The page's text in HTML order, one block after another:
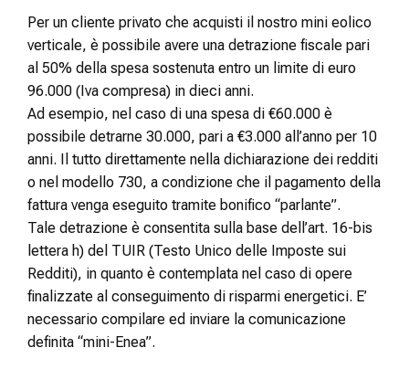
Per un cliente privato che acquisti il nostro mini eolico
verticale, è possibile avere una detrazione fiscale pari
al 50% della spesa sostenuta entro un limite di euro
96.000 (Iva compresa) in dieci anni.
Ad esempio, nel caso di una spesa di €60.000 è
possibile detrarne 30.000, pari a €3.000 all’anno per 10
anni. Il tutto direttamente nella dichiarazione dei redditi
o nel modello 730, a condizione che il pagamento della
fattura venga eseguito tramite bonifico “parlante”.
Tale detrazione è consentita sulla base dell’art. 16-bis
lettera h) del TUIR (Testo Unico delle Imposte sui
Redditi), in quanto è contemplata nel caso di opere
finalizzate al conseguimento di risparmi energetici. E’
necessario compilare ed inviare la comunicazione
definita “mini-Enea”.